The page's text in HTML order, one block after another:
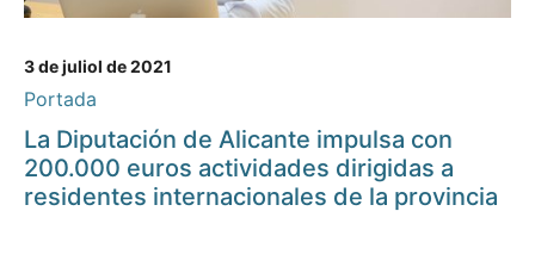
3 de juliol de 2021
Portada
La Diputación de Alicante impulsa con
200.000 euros actividades dirigidas a
residentes internacionales de la provincia